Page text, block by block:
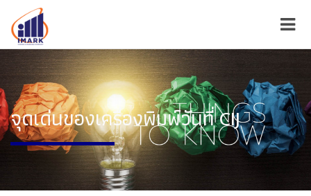
จุดเด่นของเครื่องพิมพ์วันที่ CIJ